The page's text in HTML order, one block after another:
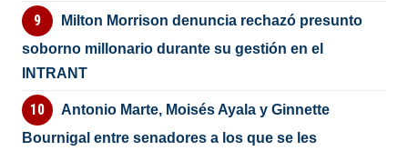
Milton Morrison denuncia rechazó presunto
soborno millonario durante su gestión en el
INTRANT
Antonio Marte, Moisés Ayala y Ginnette
Bournigal entre senadores a los que se les